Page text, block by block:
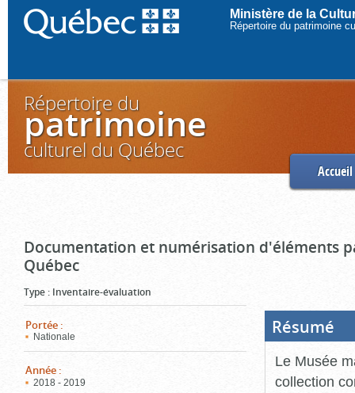
Ministère de la
Répertoire du patrimoine
Répertoire du
patrimoine
culturel du Québec
Accueil
Documentation et numérisation d'éléments
Québec
Type : Inventaire-évaluation
Portée :
Nationale
Année :
2018 - 2019
Résumé
Le Musée
collection